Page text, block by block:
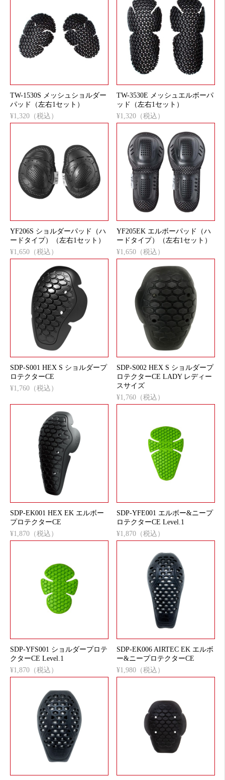
TW-1530S メッシュショルダー
パッド（左右1セット）
¥1,320（税込）
TW-3530E メッシュエルボーパ
ッド（左右1セット）
¥1,320（税込）
YF206S ショルダーパッド（ハ
ードタイプ）（左右1セット）
¥1,650（税込）
YF205EK エルボーパッド（ハ
ードタイプ）（左右1セット）
¥1,650（税込）
SDP-S001 HEX S ショルダープ
ロテクターCE
¥1,760（税込）
SDP-S002 HEX S ショルダープ
ロテクターCE LADY レディー
スサイズ
¥1,760（税込）
SDP-EK001 HEX EK エルボー
プロテクターCE
¥1,870（税込）
SDP-YFE001 エルボー&ニープ
ロテクターCE Level.1
¥1,870（税込）
SDP-YFS001 ショルダープロテ
クターCE Level.1
¥1,870（税込）
SDP-EK006 AIRTEC EK エルボ
ー&ニープロテクターCE
¥1,980（税込）